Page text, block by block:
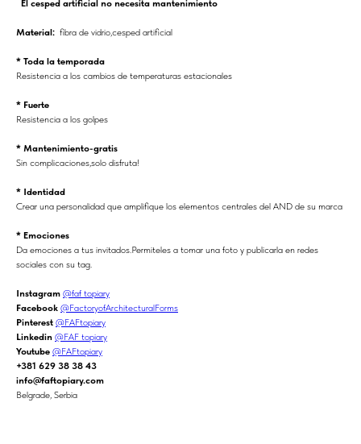
El cesped artificial no necesita mantenimiento
Material: fibra de vidrio,cesped artificial
* Toda la temporada
Resistencia a los cambios de temperaturas estacionales
* Fuerte
Resistencia a los golpes
* Mantenimiento-gratis
Sin complicaciones,solo disfruta!
* Identidad
Crear una personalidad que amplifique los elementos centrales del AND de su marca
* Emociones
Da emociones a tus invitados.Permiteles a tomar una foto y publicarla en redes
sociales con su tag.
Instagram @faf_topiary
Facebook @FactoryofArchitecturalForms
Pinterest @FAFtopiary
Linkedin @FAF topiary
Youtube @FAFtopiary
+381 629 38 38 43
info@faftopiary.com
Belgrade, Serbia